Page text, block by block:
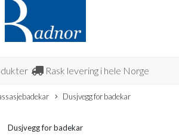
Rask levering i hele Norge
Dusjvegg for badekar
Dusjvegg for badekar